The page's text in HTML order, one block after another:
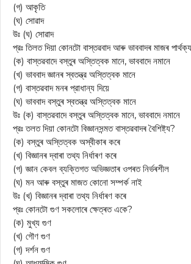
(গ) আকৃতি
(ঘ) সোৱাদ
উঃ (ঘ) সোৱাদ
প্রঃ তিলত দিয়া কোনটো বাস্তৱবাদ আৰু ভাববাদৰ মাজৰ
(ক) বাস্তৱবাদে বস্তুৰ অস্তিত্বক মানে, ভাববাদে নমানে
(খ) ভাববাদ জ্ঞানৰ স্বতন্ত্র অস্তিত্বক মানে
(গ) বাস্তৱবাদ মনৰ প্রাধান্য দিয়ে
(ঘ) ভাববাদ বস্তুৰ স্বতন্ত্র অস্তিত্বক মানে
উঃ (ক) বাস্তৱবাদে বস্তুৰ অস্তিত্বক মানে, ভাববাদে নমানে
প্রঃ তলত দিয়া কোনটো বিজ্ঞানসন্মত বাস্তৱবাদৰ বৈশিষ্ট্য?
(ক) বস্তুৰ অস্তিত্বক অস্বীকাৰ কৰে
(খ) বিজ্ঞানৰ দ্বাৰা তথ্য নিৰ্ধাৰণ কৰে
(গ) জ্ঞান কেবল ব্যক্তিগত অভিজ্ঞতাৰ ওপৰত নিৰ্ভৰশীল
(ঘ) মন আৰু বস্তুৰ মাজত কোনো সম্পর্ক নাই
উঃ (খ) বিজ্ঞানৰ দ্বাৰা তথ্য নিৰ্ধাৰণ কৰে
প্রঃ কোনটো গুণ সকলোৰে ক্ষেত্ৰত একে?
(ক) মুখ্য গুণ
(খ) গৌণ গুণ
(গ) দর্শন গুণ